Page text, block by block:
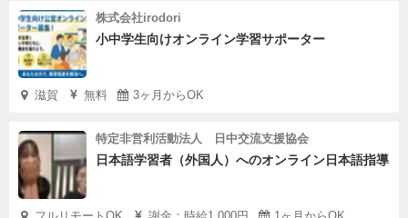
株式会社irodori
小中学生向けオンライン学習サポーター
滋賀 無料 3ヶ月からOK
特定非営利活動法人 日中交流支援協会
日本語学習者（外国人）へのオンライン日本語指導